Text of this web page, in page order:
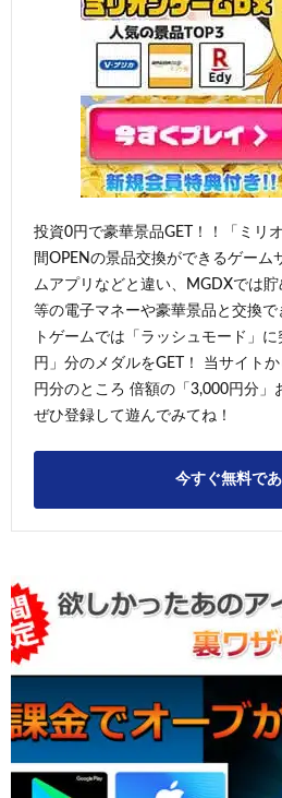
投資0円で豪華景品GET！！「ミリ
間OPENの景品交換ができるゲーム
ムアプリなどと違い、MGDXでは貯
等の電子マネーや豪華景品と交換
トゲームでは「ラッシュモード」
円」分のメダルをGET！ 当サイト
円分のところ 倍額の「3,000円分」
ぜひ登録して遊んでみてね！
今すぐ無料で